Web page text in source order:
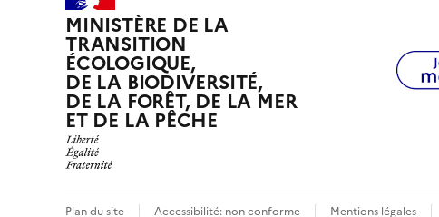
MINISTÈRE DE LA
TRANSITION
ÉCOLOGIQUE,
DE LA BIODIVERSITÉ,
DE LA FORÊT, DE LA MER
ET DE LA PÊCHE
Plan du site Accessibilité: non conforme Mentions légales